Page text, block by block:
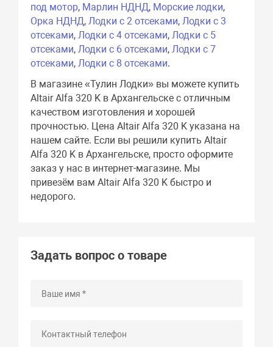
под мотор, Марлин НДНД, Морские лодки,
Орка НДНД,Лодки с 2 отсеками,Лодки с 3
отсеками,Лодки с 4 отсеками,Лодки с 5
отсеками,Лодки с 6 отсеками,Лодки с 7
отсеками,Лодки с 8 отсеками.
В магазине «Тулин Лодки» вы можете купить
Altair Alfa 320 K в Архангельске с отличным
качеством изготовления и хорошей
прочностью. Цена Altair Alfa 320 K указана на
нашем сайте. Если вы решили купить Altair
Alfa 320 K в Архангельске, просто оформите
заказ у нас в интернет-магазине. Мы
привезём вам Altair Alfa 320 K быстро и
недорого.
Задать вопрос о товаре